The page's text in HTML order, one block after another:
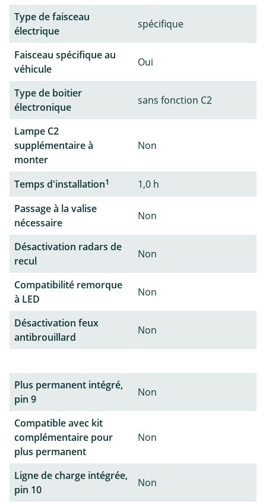
Type de faisceau
électrique
spécifique
Faisceau spécifique au
véhicule
Oui
Type de boitier
électronique
sans fonction C2
Lampe C2
supplémentaire à
monter
Non
Temps d'installation1
1,0 h
Passage à la valise
nécessaire
Non
Désactivation radars de
recul
Non
Compatibilité remorque
à LED
Non
Désactivation feux
antibrouillard
Non
Plus permanent intégré,
pin 9
Non
Compatible avec kit
complémentaire pour
plus permanent
Non
Ligne de charge intégrée,
pin 10
Non